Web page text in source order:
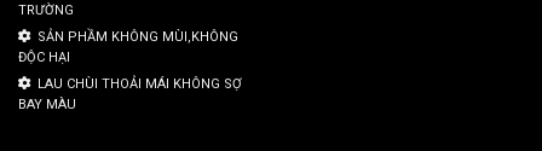
TRƯỜNG
SẢN PHẦM KHÔNG MÙI,KHÔNG
ĐỘC HẠI
LAU CHÙI THOẢI MÁI KHÔNG SỢ
BAY MÀU